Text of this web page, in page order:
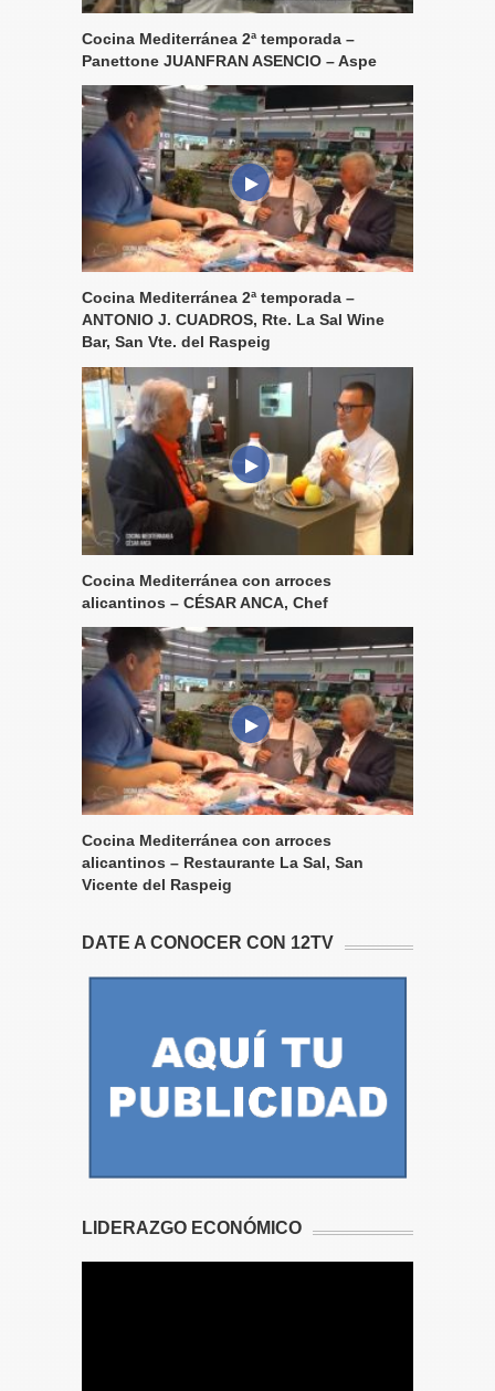
Cocina Mediterránea 2ª temporada –
Panettone JUANFRAN ASENCIO – Aspe
Cocina Mediterránea 2ª temporada –
ANTONIO J. CUADROS, Rte. La Sal Wine
Bar, San Vte. del Raspeig
Cocina Mediterránea con arroces
alicantinos – CÉSAR ANCA, Chef
Cocina Mediterránea con arroces
alicantinos – Restaurante La Sal, San
Vicente del Raspeig
DATE A CONOCER CON 12TV
LIDERAZGO ECONÓMICO